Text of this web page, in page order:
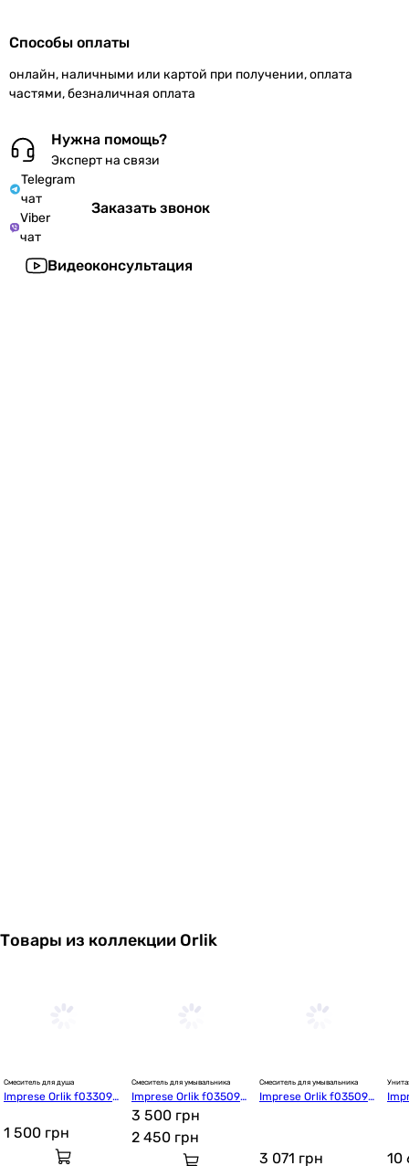
Способы оплаты
онлайн, наличными или картой при получении, оплата
частями, безналичная оплата
Нужна помощь?
Эксперт на связи
Telegram
чат
Viber
чат
Заказать звонок
Видеоконсультация
Товары из коллекции Orlik
Смеситель для душа
Imprese Orlik f033094
1 500 грн
Смеситель для умывальника
Imprese Orlik f035094
01CC
3 500 грн
2 450 грн
Смеситель для умывальника
Imprese Orlik f035094
3 071 грн 10